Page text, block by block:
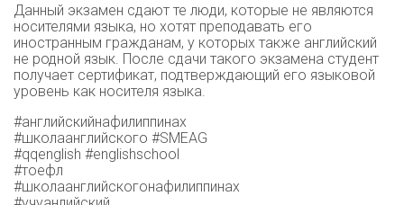
Данный экзамен сдают те люди, которые не являются
носителями языка, но хотят преподавать его
иностранным гражданам, у которых также английский
не родной язык. После сдачи такого экзамена студент
получает сертификат, подтверждающий его языковой
уровень как носителя языка.
#английскийнафилиппинах
#школаанглийского #SMEAG
#qqenglish #englishschool
#тоефл
#школаанглийскогонафилиппинах